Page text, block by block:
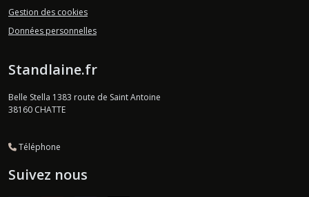
Gestion des cookies
Données personnelles
Standlaine.fr
Belle Stella 1383 route de Saint Antoine
38160 CHATTE
Téléphone
Suivez nous